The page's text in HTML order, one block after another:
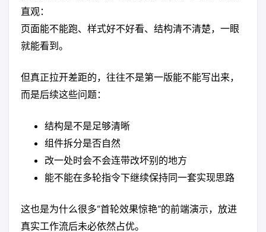
直观：
页面能不能跑、样式好不好看、结构清不清楚，一眼
就能看到。
但真正拉开差距的，往往不是第一版能不能写出来，
而是后续这些问题：
结构是不是足够清晰
组件拆分是否自然
改一处时会不会连带改坏别的地方
能不能在多轮指令下继续保持同一套实现思路
这也是为什么很多“首轮效果惊艳”的前端演示，放进
真实工作流后未必依然占优。